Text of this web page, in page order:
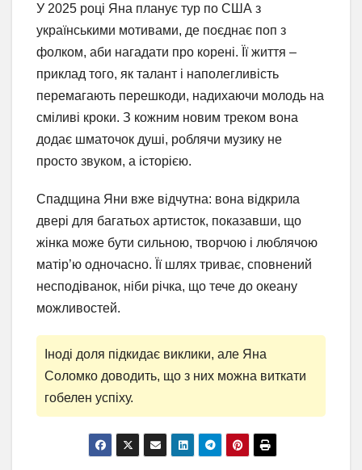
У 2025 році Яна планує тур по США з
українськими мотивами, де поєднає поп з
фолком, аби нагадати про корені. Її життя –
приклад того, як талант і наполегливість
перемагають перешкоди, надихаючи молодь на
сміливі кроки. З кожним новим треком вона
додає шматочок душі, роблячи музику не
просто звуком, а історією.
Спадщина Яни вже відчутна: вона відкрила
двері для багатьох артисток, показавши, що
жінка може бути сильною, творчою і люблячою
матір’ю одночасно. Її шлях триває, сповнений
несподіванок, ніби річка, що тече до океану
можливостей.
Іноді доля підкидає виклики, але Яна
Соломко доводить, що з них можна виткати
гобелен успіху.